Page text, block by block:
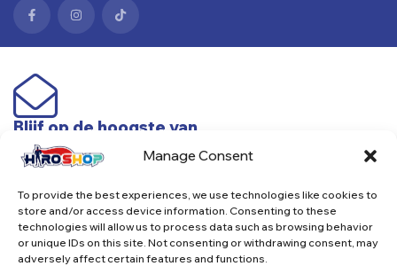
Manage Consent
To provide the best experiences, we use technologies like cookies to
store and/or access device information. Consenting to these
technologies will allow us to process data such as browsing behavior
or unique IDs on this site. Not consenting or withdrawing consent, may
adversely affect certain features and functions.
Blijf op de hoogste van
nieuwe producten & acties
Subscribe